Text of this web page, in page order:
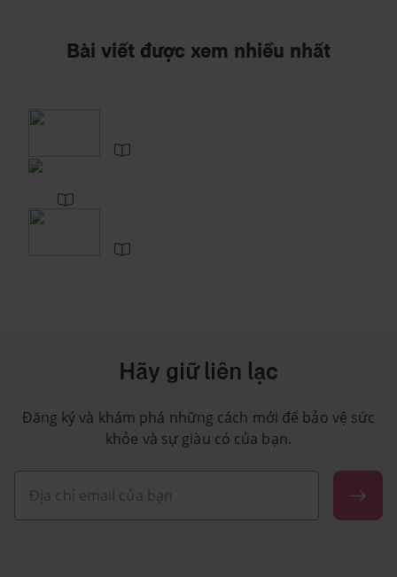
Bài viết được xem nhiều nhất
Hãy giữ liên lạc
Đăng ký và khám phá những cách mới để bảo vệ sức
khỏe và sự giàu có của bạn.